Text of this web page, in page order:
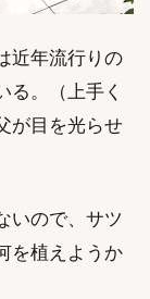
近年流行りの
る。（上手く
が目を光らせ
いので、サツ
を植えようか